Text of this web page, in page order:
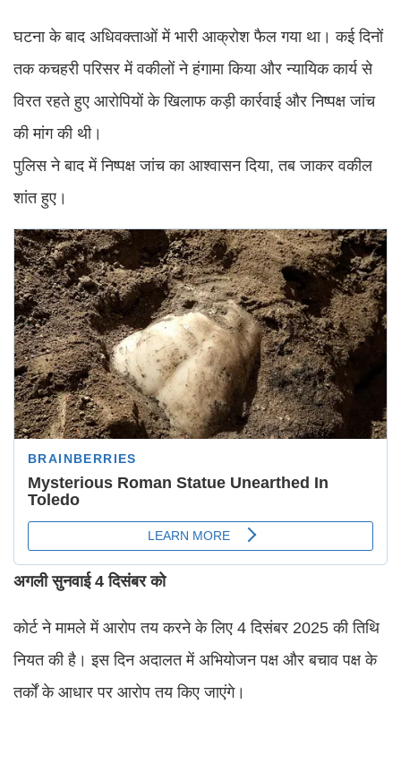
घटना के बाद अधिवक्ताओं में भारी आक्रोश फैल गया था। कई दिनों
तक कचहरी परिसर में वकीलों ने हंगामा किया और न्यायिक कार्य से
विरत रहते हुए आरोपियों के खिलाफ कड़ी कार्रवाई और निष्पक्ष जांच
की मांग की थी।
पुलिस ने बाद में निष्पक्ष जांच का आश्वासन दिया, तब जाकर वकील
शांत हुए।
अगली सुनवाई 4 दिसंबर को
कोर्ट ने मामले में आरोप तय करने के लिए 4 दिसंबर 2025 की तिथि
नियत की है। इस दिन अदालत में अभियोजन पक्ष और बचाव पक्ष के
तर्कों के आधार पर आरोप तय किए जाएंगे।